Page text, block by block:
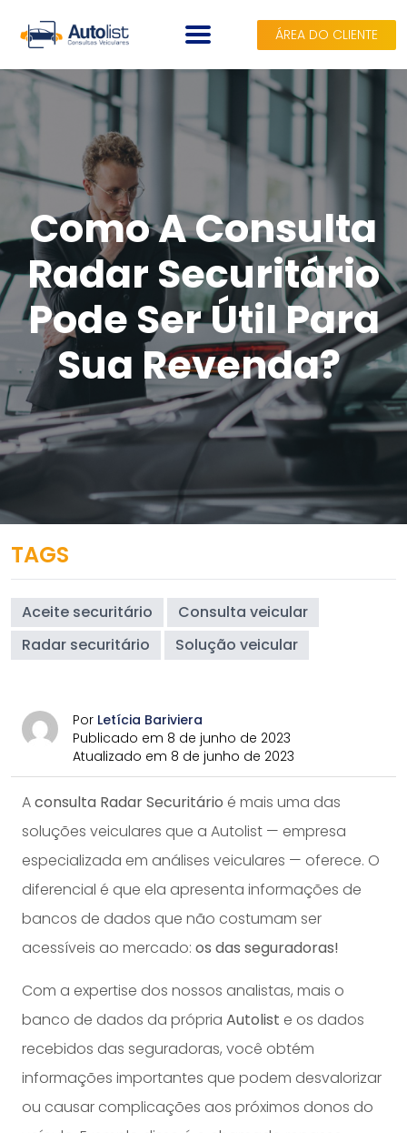
CONSULTAS
SEGUROS
BLOG
CONTATO
ÁREA DO CLIENTE
Como A Consulta
Radar Securitário
Pode Ser Útil Para
Sua Revenda?
Por Letícia Bariviera
Publicado em 8 de junho de 2023
Atualizado em 8 de junho de 2023
Aconsulta Radar Securitário é mais uma das
soluções veiculares que a Autolist — empresa
especializada em análises veiculares — oferece. O
diferencial é que ela apresenta informações de
bancos de dados que não costumam ser
acessíveis ao mercado: os das seguradoras!
Com a expertise dos nossos analistas, mais o
banco de dados da própria Autolist e os dados
recebidos das seguradoras, você obtém
informações importantes que podem desvalorizar
ou causar complicações aos próximos donos do
TAGS
Aceite securitário
Consulta veicular
Radar securitário
Solução veicular